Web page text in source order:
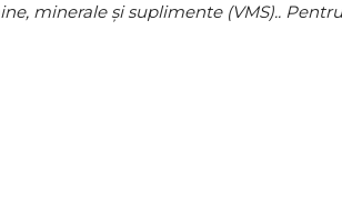
minerale și suplimente (VMS)..